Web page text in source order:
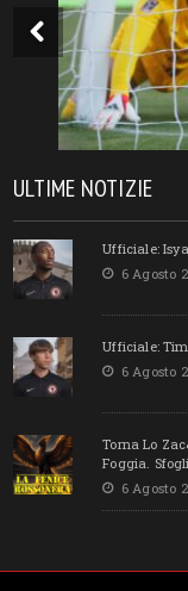
ULTIME NOTIZIE
Ufficiale:
6 Agosto
Ufficiale:
6 Agosto
Torna Lo
Foggia.
6 Agosto